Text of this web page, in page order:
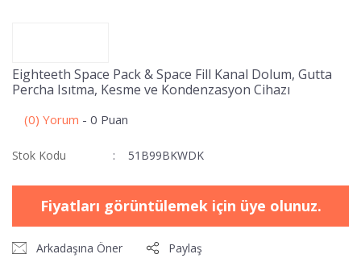
Eighteeth Space Pack & Space Fill Kanal Dolum, Gutta
Percha Isıtma, Kesme ve Kondenzasyon Cihazı
(0) Yorum - 0 Puan
Stok Kodu 51B99BKWDK
Fiyatları görüntülemek için üye olunuz.
Arkadaşına Öner Paylaş